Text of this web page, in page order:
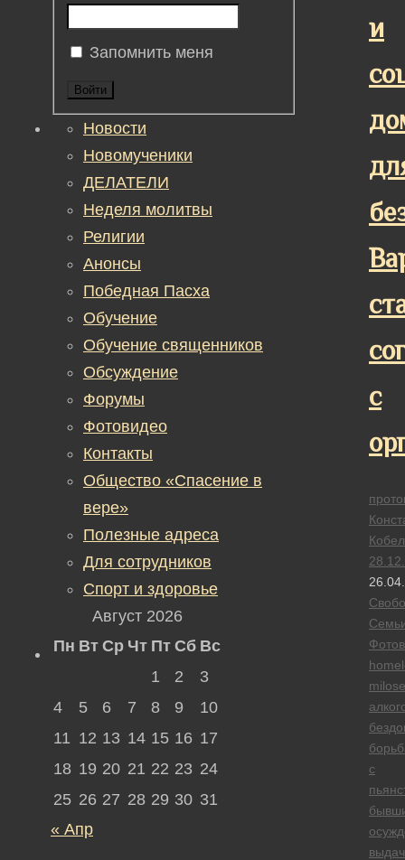
и
с
с
Запомнить меня
Войти
Новости
Новомученики
ДЕЛАТЕЛИ
Неделя молитвы
Религии
Анонсы
Победная Пасха
Обучение
Обучение священников
Обсуждение
Форумы
Фотовидео
Контакты
Общество «Спасение в
вере»
Полезные адреса
Для сотрудников
Спорт и здоровье
Август 2026
Пн Вт Ср Чт Пт Сб Вс
1
2
3
4
5 6 7 8 9
10
11 12 13 14 15 16 17
18 19 20 21 22 23 24
25 26 27 28 29 30 31
« Апр